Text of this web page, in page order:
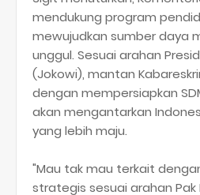
mendukung program
mewujudkan sumber daya
unggul. Sesuai arahan
(Jokowi), mantan
dengan mempersiapkan
akan mengantarkan
yang lebih maju.
"Mau tak mau terkait
strategis sesuai arahan Pak